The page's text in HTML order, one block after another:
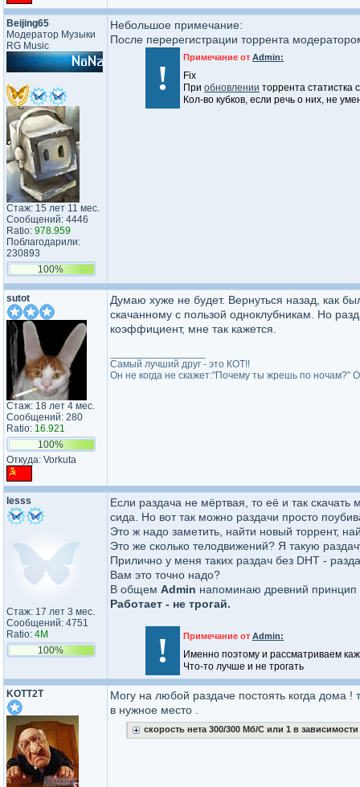
Beijing65
Модератор Музыки
RG Music
Стаж: 15 лет 11 мес.
Сообщений: 4446
Ratio: 978.959
Поблагодарили:
230893
100%
Небольшое примечание:
После перерегистрации торрента
!
Примечание от Admin:
Fix
При обновлении торрента статистка
Кол-во кубков, если речь о них, не
sutot
Стаж: 18 лет 4 мес.
Сообщений: 280
Ratio: 16.921
100%
Откуда: Vorkuta
Думаю хуже не будет. Вернуться назад, как
скачанному с пользой одноклубникам. Но
коэффициент, мне так кажется.
Самый лучший друг - это КОТ!!
Он не когда не скажет:"Почему ты жрешь по ночам?"
lesss
Стаж: 17 лет 3 мес.
Сообщений: 4751
Ratio: 4M
100%
Если раздача не мёртвая, то её и так
сида. Но вот так можно раздачи просто
Это ж надо заметить, найти новый торрент,
Это же сколько телодвижений? Я такую
Прилично у меня таких раздач без DHT -
Вам это точно надо?
В общем Admin напоминаю древний принцип
Работает - не трогай.
! Примечание от Admin:
Именно поэтому и рассматриваем
Что-то лучше и не трогать
KOTT2T
Могу на любой раздаче постоять когда дома
в нужное место .
скорость нета 300/300 Мб/С или 1 в